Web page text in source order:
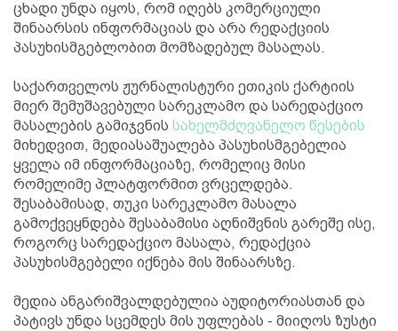
ცხადი უნდა იყოს, რომ იღებს კომერციული
შინაარსის ინფორმაციას და არა რედაქციის
პასუხისმგებლობით მომზადებულ მასალას.
საქართველოს ჟურნალისტური ეთიკის ქარტიის
მიერ შემუშავებული სარეკლამო და სარედაქციო
მასალების გამიჯვნის სახელმძღვანელო წესების
მიხედვით, მედიასაშუალება პასუხისმგებელია
ყველა იმ ინფორმაციაზე, რომელიც მისი
რომელიმე პლატფორმით ვრცელდება.
შესაბამისად, თუკი სარეკლამო მასალა
გამოქვეყნდება შესაბამისი აღნიშვნის გარეშე ისე,
როგორც სარედაქციო მასალა, რედაქცია
პასუხისმგებელი იქნება მის შინაარსზე.
მედია ანგარიშვალდებულია აუდიტორიასთან და
პატივს უნდა სცემდეს მის უფლებას - მიიღოს ზუსტი